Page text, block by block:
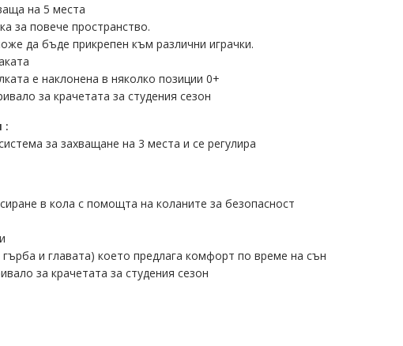
на 5 места
за повече пространство.
да бъде прикрепен към различни играчки.
е наклонена в няколко позиции 0+
за крачетата за студения сезон
:
за захващане на 3 места и се регулира
в кола с помощта на коланите за безопасност
и главата) което предлага комфорт по време на сън
за крачетата за студения сезон